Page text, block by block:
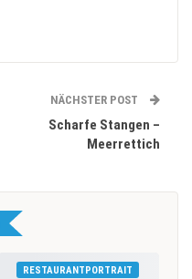
NÄCHSTER POST
Scharfe Stangen –
Meerrettich
RESTAURANTPORTRAIT